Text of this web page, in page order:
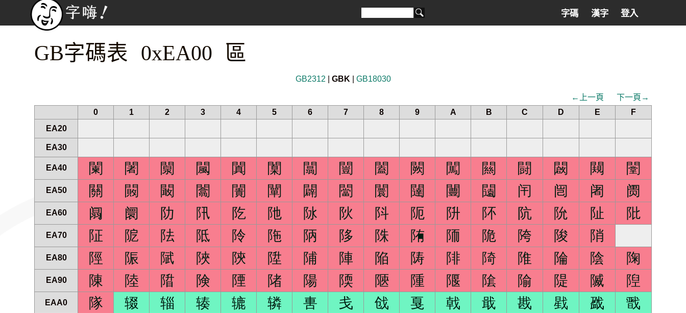
字碼 漢字 登入
GB字碼表 0xEA00 區
GB2312 GBK GB18030
←上一頁
下一頁→
0
1 2 3 4 5 6 7 8 9 A B C D E
F
EA20
EA30
EA40 闌 闍 闎 闏 闐 闑 闒 闓 闔 闕 闖 闗 闘 闙 闚 闛
EA50 關 闝 闞 闟 闠 闡 闢 闣 闤 闥 闦 闧 闬 闿 阇 阓
EA60 阘 阛 阞 阠 阣 阤 阥 阦 阧 阨 阩 阫 阬 阭 阯 阰
EA70 阷 阸 阹 阺 阾 陁 陃 陊 陎 陏 陑 陒 陓 陖 陗
EA80 陘 陙 陚 陜 陝 陞 陠 陣 陥 陦 陫 陭 陮 陯 陰 陱
EA90 陳 陸 陹 険 陻 陼 陽 陾 陿 隀 隁 隂 隃 隄 隇 隉
EAA0 隊 辍 辎 辏 辘 辚 軎 戋 戗 戛 戟 戢 戡 戥 戤 戬